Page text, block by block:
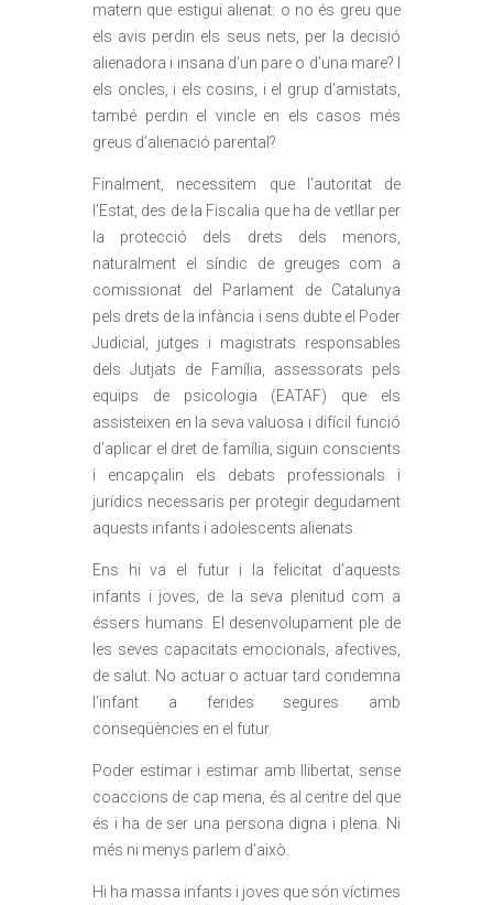
matern que estigui alienat: o no és greu que
els avis perdin els seus nets, per la decisió
alienadora i insana d’un pare o d’una mare? I
els oncles, i els cosins, i el grup d’amistats,
també perdin el vincle en els casos més
greus d’alienació parental?
Finalment, necessitem que l’autoritat de
l’Estat, des de la Fiscalia que ha de vetllar per
la protecció dels drets dels menors,
naturalment el síndic de greuges com a
comissionat del Parlament de Catalunya
pels drets de la infància i sens dubte el Poder
Judicial, jutges i magistrats responsables
dels Jutjats de Família, assessorats pels
equips de psicologia (EATAF) que els
assisteixen en la seva valuosa i difícil funció
d’aplicar el dret de família, siguin conscients
i encapçalin els debats professionals i
jurídics necessaris per protegir degudament
aquests infants i adolescents alienats.
Ens hi va el futur i la felicitat d’aquests
infants i joves, de la seva plenitud com a
éssers humans. El desenvolupament ple de
les seves capacitats emocionals, afectives,
de salut. No actuar o actuar tard condemna
l’infant a ferides segures amb
conseqüències en el futur.
Poder estimar i estimar amb llibertat, sense
coaccions de cap mena, és al centre del que
és i ha de ser una persona digna i plena. Ni
més ni menys parlem d’això.
Hi ha massa infants i joves que són víctimes